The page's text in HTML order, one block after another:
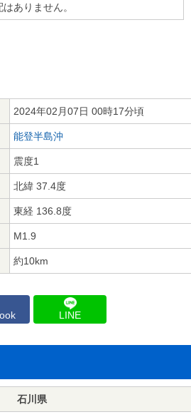
ありません。
2024年02月07日 00時17分頃
能登半島沖
震度1
北緯 37.4度
東経 136.8度
M1.9
約10km
LINE
石川県